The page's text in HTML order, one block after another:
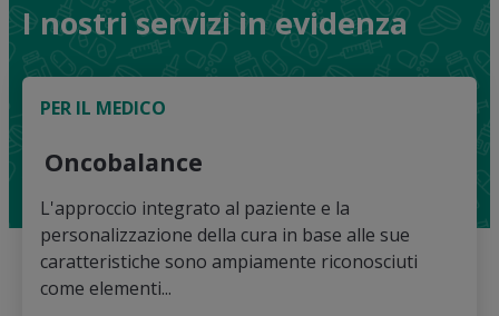
I nostri servizi in evidenza
PER IL MEDICO
Oncobalance
L'approccio integrato al paziente e la
personalizzazione della cura in base alle sue
caratteristiche sono ampiamente riconosciuti
come elementi...